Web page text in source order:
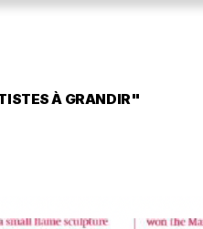
À GRANDIR"